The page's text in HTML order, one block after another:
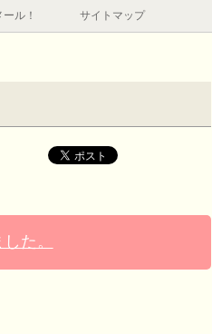
ル！ サイトマップ
た。